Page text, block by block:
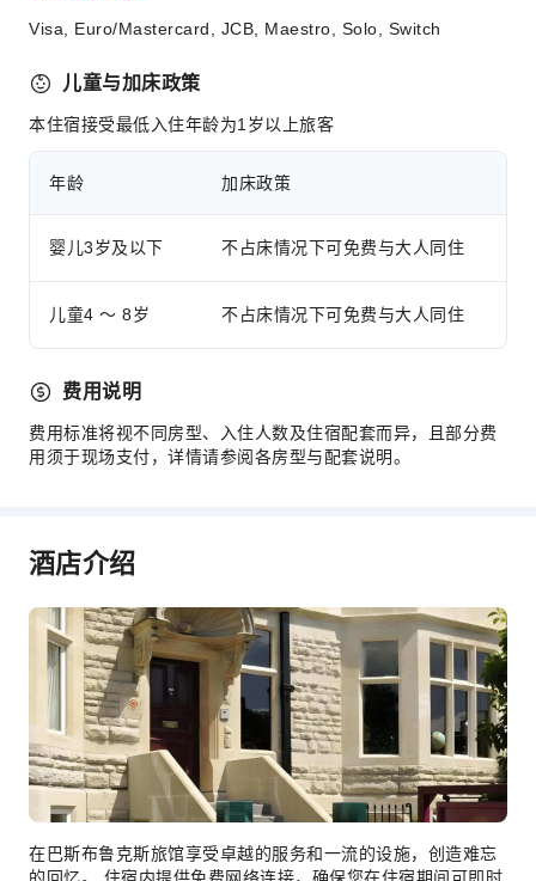
前台服务
快速入住退房
安全与安保
烟雾报警器
Visa, Euro/Mastercard, JCB, Maestro, Solo, Switch
儿童与加床政策
本住宿接受最低入住年龄为1岁以上旅客
年龄 加床政策
婴儿3岁及以下 不占床情况下可免费与大人同住
儿童4 ～ 8岁 不占床情况下可免费与大人同住
费用说明
费用标准将视不同房型、入住人数及住宿配套而异，且部分费
用须于现场支付，详情请参阅各房型与配套说明。
酒店介绍
在巴斯布鲁克斯旅馆享受卓越的服务和一流的设施，创造难忘